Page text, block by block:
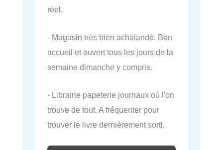
réel.
- Magasin très bien achalandé. Bon
accueil et ouvert tous les jours de la
semaine dimanche y compris.
- Librairie papeterie journaux où l'on
trouve de tout. A fréquenter pour
trouver le livre dernièrement sorti.